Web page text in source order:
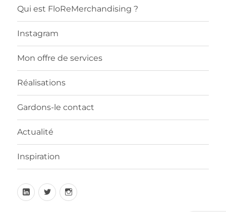
Qui est FloReMerchandising ?
Instagram
Mon offre de services
Réalisations
Gardons-le contact
Actualité
Inspiration
LinkedIn
twitterInstagram